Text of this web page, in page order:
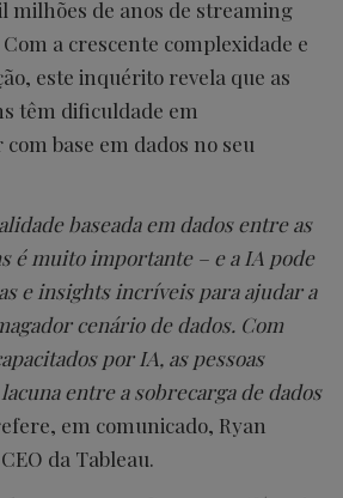
milhões de anos de streaming
a crescente complexidade e
este inquérito revela que as
têm dificuldade em
base em dados no seu
baseada em dados entre as
é muito importante – e a IA pode
e insights incríveis para ajudar a
cenário de dados. Com
por IA, as pessoas
entre a sobrecarga de dados
em comunicado, Ryan
da Tableau.